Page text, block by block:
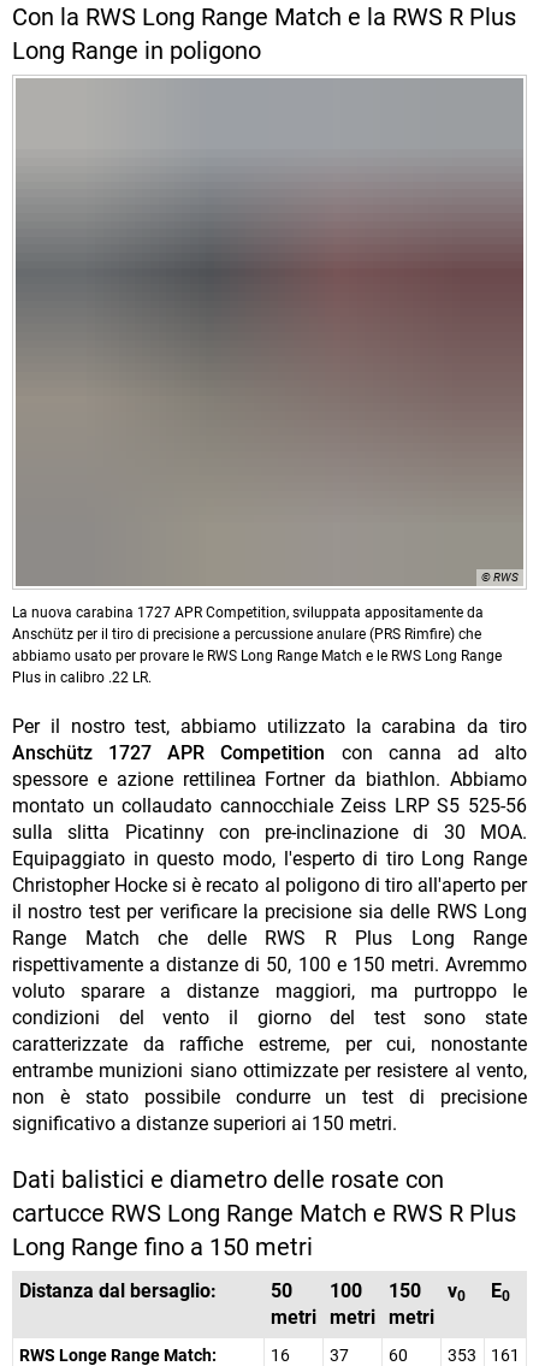
Con la RWS Long Range Match e la RWS R Plus
Long Range in poligono
© RWS
La nuova carabina 1727 APR Competition, sviluppata appositamente da
Anschütz per il tiro di precisione a percussione anulare (PRS Rimfire) che
abbiamo usato per provare le RWS Long Range Match e le RWS Long Range
Plus in calibro .22 LR.
Per il nostro test, abbiamo utilizzato la carabina da tiro
Anschütz 1727 APR Competition con canna ad alto
spessore e azione rettilinea Fortner da biathlon. Abbiamo
montato un collaudato cannocchiale Zeiss LRP S5 525-56
sulla slitta Picatinny con pre-inclinazione di 30 MOA.
Equipaggiato in questo modo, l'esperto di tiro Long Range
Christopher Hocke si è recato al poligono di tiro all'aperto per
il nostro test per verificare la precisione sia delle RWS Long
Range Match che delle RWS R Plus Long Range
rispettivamente a distanze di 50, 100 e 150 metri. Avremmo
voluto sparare a distanze maggiori, ma purtroppo le
condizioni del vento il giorno del test sono state
caratterizzate da raffiche estreme, per cui, nonostante
entrambe munizioni siano ottimizzate per resistere al vento,
non è stato possibile condurre un test di precisione
significativo a distanze superiori ai 150 metri.
Dati balistici e diametro delle rosate con
cartucce RWS Long Range Match e RWS R Plus
Long Range fino a 150 metri
Distanza dal bersaglio:
50
metri
100
metri
150
metri
v0 E0
RWS Longe Range Match:
16
37
60
353
161